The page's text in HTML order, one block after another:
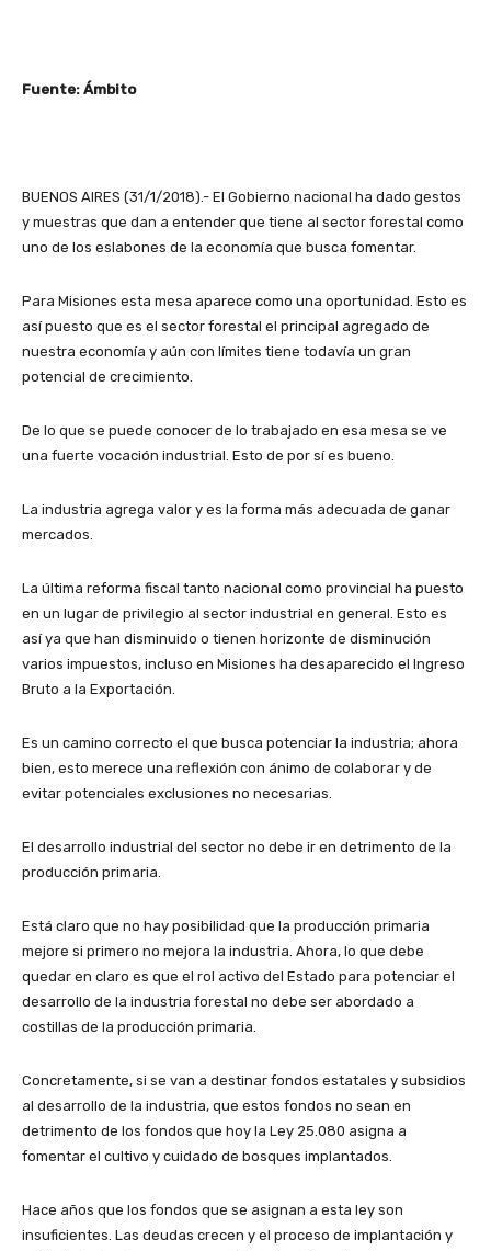
Fuente: Ámbito
BUENOS AIRES (31/1/2018).- El Gobierno nacional ha dado gestos
y muestras que dan a entender que tiene al sector forestal como
uno de los eslabones de la economía que busca fomentar.
Para Misiones esta mesa aparece como una oportunidad. Esto es
así puesto que es el sector forestal el principal agregado de
nuestra economía y aún con límites tiene todavía un gran
potencial de crecimiento.
De lo que se puede conocer de lo trabajado en esa mesa se ve
una fuerte vocación industrial. Esto de por sí es bueno.
La industria agrega valor y es la forma más adecuada de ganar
mercados.
La última reforma fiscal tanto nacional como provincial ha puesto
en un lugar de privilegio al sector industrial en general. Esto es
así ya que han disminuido o tienen horizonte de disminución
varios impuestos, incluso en Misiones ha desaparecido el Ingreso
Bruto a la Exportación.
Es un camino correcto el que busca potenciar la industria; ahora
bien, esto merece una reflexión con ánimo de colaborar y de
evitar potenciales exclusiones no necesarias.
El desarrollo industrial del sector no debe ir en detrimento de la
producción primaria.
Está claro que no hay posibilidad que la producción primaria
mejore si primero no mejora la industria. Ahora, lo que debe
quedar en claro es que el rol activo del Estado para potenciar el
desarrollo de la industria forestal no debe ser abordado a
costillas de la producción primaria.
Concretamente, si se van a destinar fondos estatales y subsidios
al desarrollo de la industria, que estos fondos no sean en
detrimento de los fondos que hoy la Ley 25.080 asigna a
fomentar el cultivo y cuidado de bosques implantados.
Hace años que los fondos que se asignan a esta ley son
insuficientes. Las deudas crecen y el proceso de implantación y